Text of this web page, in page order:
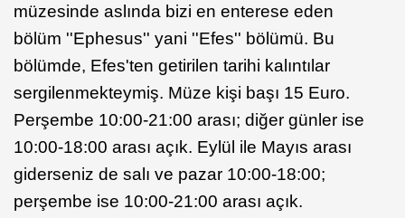
müzesinde aslında bizi en enterese eden
bölüm ''Ephesus'' yani ''Efes'' bölümü. Bu
bölümde, Efes'ten getirilen tarihi kalıntılar
sergilenmekteymiş. Müze kişi başı 15 Euro.
Perşembe 10:00-21:00 arası; diğer günler ise
10:00-18:00 arası açık. Eylül ile Mayıs arası
giderseniz de salı ve pazar 10:00-18:00;
perşembe ise 10:00-21:00 arası açık.